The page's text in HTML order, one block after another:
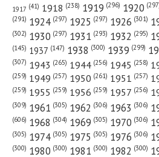
№ 236 от октября 1923 года —
№ 23 от января 1963 года —
1917 (41) 1918 (238) 1919 (296) 1920
(291) 1924 (297) 1925 (297) 1926 (301)
(302) 1930 (297) 1931 (293) 1932 (295)
(145) 1937 (147) 1938 (300) 1939 (299)
(307) 1943 (265) 1944 (256) 1945 (258)
(259) 1949 (257) 1950 (261) 1951 (257)
(259) 1955 (259) 1956 (259) 1957 (256)
(309) 1961 (305) 1962 (306) 1963 (306)
(606) 1968 (304) 1969 (305) 1970 (306)
(305) 1974 (305) 1975 (305) 1976 (306)
(300) 1980 (300) 1981 (300) 1982 (300)